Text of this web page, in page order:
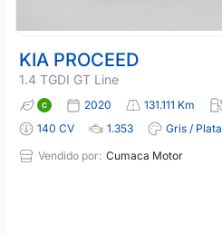
KIA PROCEED
1.4 TGDI GT Line
2020 131.111 Km
140 CV
1.353
Gris / Plata
Vendido por: Cumaca Motor